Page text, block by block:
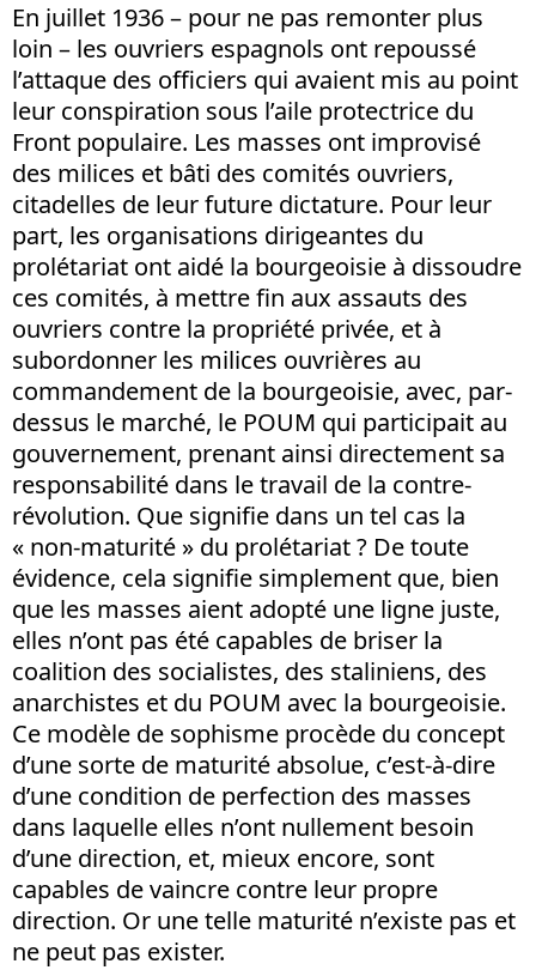
En juillet 1936 – pour ne pas remonter plus
loin – les ouvriers espagnols ont repoussé
l’attaque des officiers qui avaient mis au point
leur conspiration sous l’aile protectrice du
Front populaire. Les masses ont improvisé
des milices et bâti des comités ouvriers,
citadelles de leur future dictature. Pour leur
part, les organisations dirigeantes du
prolétariat ont aidé la bourgeoisie à dissoudre
ces comités, à mettre fin aux assauts des
ouvriers contre la propriété privée, et à
subordonner les milices ouvrières au
commandement de la bourgeoisie, avec, par-
dessus le marché, le POUM qui participait au
gouvernement, prenant ainsi directement sa
responsabilité dans le travail de la contre-
révolution. Que signifie dans un tel cas la
« non-maturité » du prolétariat ? De toute
évidence, cela signifie simplement que, bien
que les masses aient adopté une ligne juste,
elles n’ont pas été capables de briser la
coalition des socialistes, des staliniens, des
anarchistes et du POUM avec la bourgeoisie.
Ce modèle de sophisme procède du concept
d’une sorte de maturité absolue, c’est-à-dire
d’une condition de perfection des masses
dans laquelle elles n’ont nullement besoin
d’une direction, et, mieux encore, sont
capables de vaincre contre leur propre
direction. Or une telle maturité n’existe pas et
ne peut pas exister.